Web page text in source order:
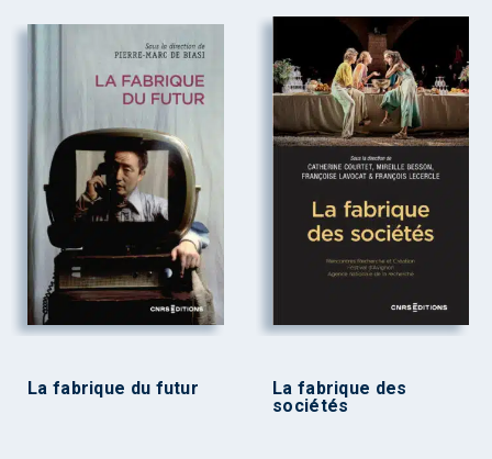
La fabrique du futur
La fabrique des
sociétés